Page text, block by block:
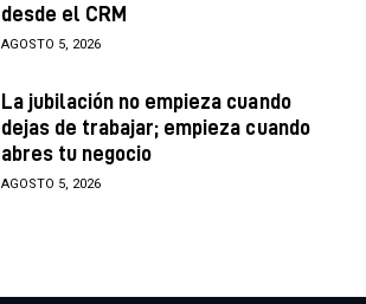
desde el CRM
AGOSTO 5, 2026
La jubilación no empieza cuando
dejas de trabajar; empieza cuando
abres tu negocio
AGOSTO 5, 2026